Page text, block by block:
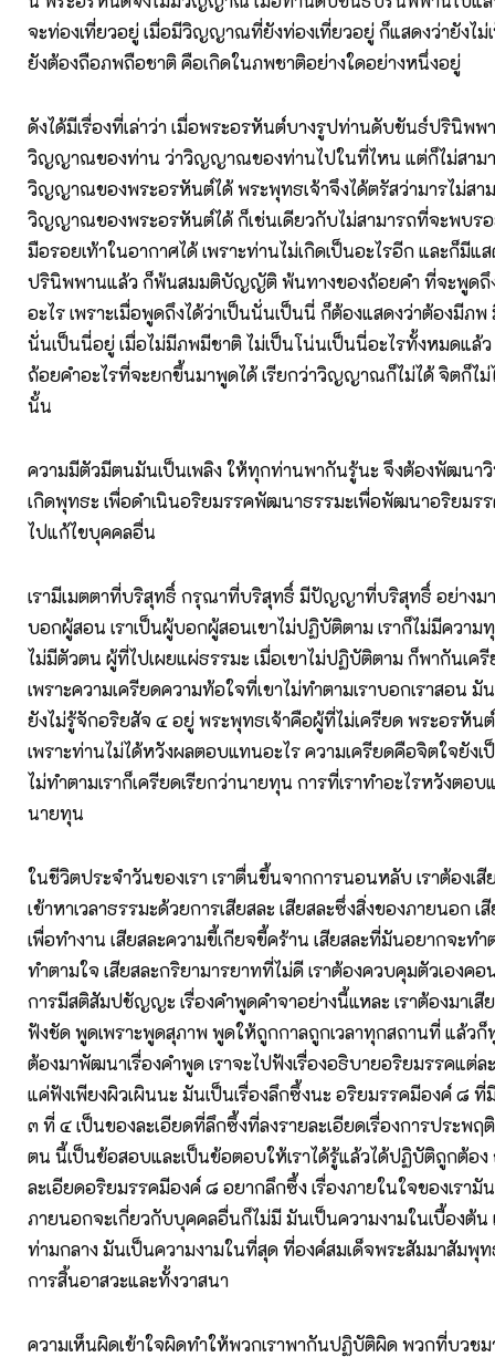
จะท่องเที่ยวอยู่ เมื่อมีวิญญาณที่ยังท่องเที่ยวอยู่ ก็แสดงว่ายังไ
ยังต้องถือภพถือชาติ คือเกิดในภพชาติอย่างใดอย่างหนึ่งอยู่
ดังได้มีเรื่องที่เล่าว่า เมื่อพระอรหันต์บางรูปท่านดับขันธ์ปรินิพพ
วิญญาณของท่าน ว่าวิญญาณของท่านไปในที่ไหน แต่ก็ไม่สาม
วิญญาณของพระอรหันต์ได้ พระพุทธเจ้าจึงได้ตรัสว่ามารไม่สา
วิญญาณของพระอรหันต์ได้ ก็เช่นเดียวกับไม่สามารถที่จะพบร
มือรอยเท้าในอากาศได้ เพราะท่านไม่เกิดเป็นอะไรอีก และก็มีแ
ปรินิพพานแล้ว ก็พ้นสมมติบัญญัติ พ้นทางของถ้อยคำ ที่จะพูดถึ
อะไร เพราะเมื่อพูดถึงได้ว่าเป็นนั่นเป็นนี่ ก็ต้องแสดงว่าต้องมีภพ
นั่นเป็นนี่อยู่ เมื่อไม่มีภพมีชาติ ไม่เป็นโน่นเป็นนี่อะไรทั้งหมดแล้
ถ้อยคำอะไรที่จะยกขึ้นมาพูดได้ เรียกว่าวิญญาณก็ไม่ได้ จิตก็ไม่
นั้น
ความมีตัวมีตนมันเป็นเพลิง ให้ทุกท่านพากันรู้นะ จึงต้องพัฒนา
เกิดพุทธะ เพื่อดำเนินอริยมรรคพัฒนาธรรมะเพื่อพัฒนาอริยมรร
ไปแก้ไขบุคคลอื่น
เรามีเมตตาที่บริสุทธิ์ กรุณาที่บริสุทธิ์ มีปัญญาที่บริสุทธิ์ อย่างมา
บอกผู้สอน เราเป็นผู้บอกผู้สอนเขาไม่ปฏิบัติตาม เราก็ไม่มีความทุ
ไม่มีตัวตน ผู้ที่ไปเผยแผ่ธรรมะ เมื่อเขาไม่ปฏิบัติตาม ก็พากันเค
เพราะความเครียดความท้อใจที่เขาไม่ทำตามเราบอกเราสอน มั
ยังไม่รู้จักอริยสัจ ๔ อยู่ พระพุทธเจ้าคือผู้ที่ไม่เครียด พระอรหัน
เพราะท่านไม่ได้หวังผลตอบแทนอะไร ความเครียดคือจิตใจยัง
ไม่ทำตามเราก็เครียดเรียกว่านายทุน การที่เราทำอะไรหวังตอบ
นายทุน
ในชีวิตประจำวันของเรา เราตื่นขึ้นจากการนอนหลับ เราต้องเ
เข้าหาเวลาธรรมะด้วยการเสียสละ เสียสละซึ่งสิ่งของภายนอก เ
เพื่อทำงาน เสียสละความขี้เกียจขี้คร้าน เสียสละที่มันอยากจะทำ
ทำตามใจ เสียสละกริยามารยาทที่ไม่ดี เราต้องควบคุมตัวเองคอ
การมีสติสัมปชัญญะ เรื่องคำพูดคำจาอย่างนี้แหละ เราต้องมาเสี
ฟังชัด พูดเพราะพูดสุภาพ พูดให้ถูกกาลถูกเวลาทุกสถานที่ แล้วก็
ต้องมาพัฒนาเรื่องคำพูด เราจะไปฟังเรื่องอธิบายอริยมรรคแต่ล
แค่ฟังเพียงผิวเผินนะ มันเป็นเรื่องลึกซึ้งนะ อริยมรรคมีองค์ ๘
๓ ที่ ๔ เป็นของละเอียดที่ลึกซึ้งที่ลงรายละเอียดเรื่องการประพ
ตน นี้เป็นข้อสอบและเป็นข้อตอบให้เราได้รู้แล้วได้ปฏิบัติถูกต้อง
ละเอียดอริยมรรคมีองค์ ๘ อยากลึกซึ้ง เรื่องภายในใจของเรามั
ภายนอกจะเกี่ยวกับบุคคลอื่นก็ไม่มี มันเป็นความงามในเบื้องต้น
ท่ามกลาง มันเป็นความงามในที่สุด ที่องค์สมเด็จพระสัมมาสัมพุท
การสิ้นอาสวะและทั้งวาสนา
ความเห็นผิดเข้าใจผิดทำให้พวกเราพากันปฏิบัติผิด พวกที่บวช